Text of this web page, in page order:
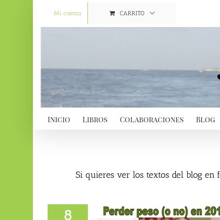
Mi cuenta CARRITO
Inicio Libros Colaboraciones Blog
Si quieres ver los textos del blog en
8